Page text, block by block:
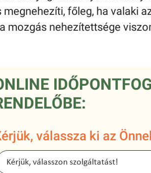
főleg, ha valaki
mozgás nehezítettsége
válassza ki az